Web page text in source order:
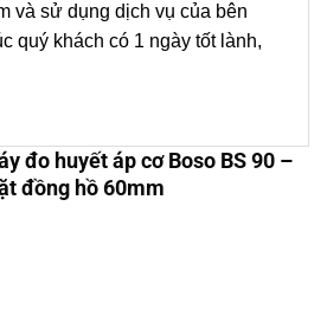
và sử dụng dịch vụ của bên
quý khách có 1 ngày tốt lành,
đo huyết áp cơ Boso BS 90 –
đồng hồ 60mm